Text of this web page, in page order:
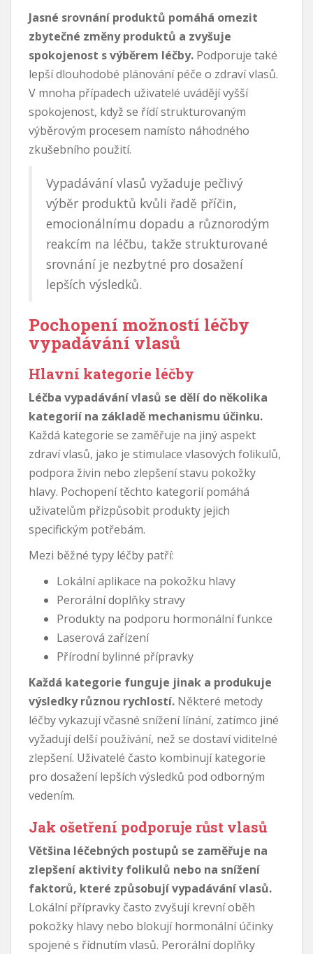
Jasné srovnání produktů pomáhá omezit
zbytečné změny produktů a zvyšuje
spokojenost s výběrem léčby. Podporuje také
lepší dlouhodobé plánování péče o zdraví vlasů.
V mnoha případech uživatelé uvádějí vyšší
spokojenost, když se řídí strukturovaným
výběrovým procesem namísto náhodného
zkušebního použití.
Vypadávání vlasů vyžaduje pečlivý
výběr produktů kvůli řadě příčin,
emocionálnímu dopadu a různorodým
reakcím na léčbu, takže strukturované
srovnání je nezbytné pro dosažení
lepších výsledků.
Pochopení možností léčby
vypadávání vlasů
Hlavní kategorie léčby
Léčba vypadávání vlasů se dělí do několika
kategorií na základě mechanismu účinku.
Každá kategorie se zaměřuje na jiný aspekt
zdraví vlasů, jako je stimulace vlasových folikulů,
podpora živin nebo zlepšení stavu pokožky
hlavy. Pochopení těchto kategorií pomáhá
uživatelům přizpůsobit produkty jejich
specifickým potřebám.
Mezi běžné typy léčby patří:
Lokální aplikace na pokožku hlavy
Perorální doplňky stravy
Produkty na podporu hormonální funkce
Laserová zařízení
Přírodní bylinné přípravky
Každá kategorie funguje jinak a produkuje
výsledky různou rychlostí. Některé metody
léčby vykazují včasné snížení línání, zatímco jiné
vyžadují delší používání, než se dostaví viditelné
zlepšení. Uživatelé často kombinují kategorie
pro dosažení lepších výsledků pod odborným
vedením.
Jak ošetření podporuje růst vlasů
Většina léčebných postupů se zaměřuje na
zlepšení aktivity folikulů nebo na snížení
faktorů, které způsobují vypadávání vlasů.
Lokální přípravky často zvyšují krevní oběh
pokožky hlavy nebo blokují hormonální účinky
spojené s řídnutím vlasů. Perorální doplňky